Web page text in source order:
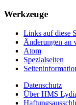
Werkzeuge
Links auf diese
Änderungen an
Atom
Spezialseiten
Datenschutz
Über HMS